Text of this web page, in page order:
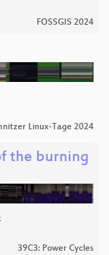
FOSSGIS 2024
Linux-Tage 2024
the burning
39C3: Power Cycles